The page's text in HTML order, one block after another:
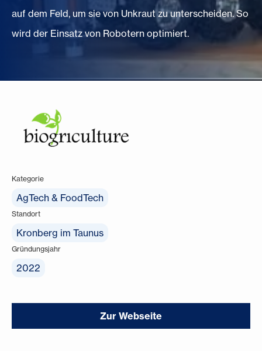
auf dem Feld, um sie von Unkraut zu unterscheiden. So
wird der Einsatz von Robotern optimiert.
Kategorie
AgTech & FoodTech
Standort
Kronberg im Taunus
Gründungsjahr
2022
Zur Webseite